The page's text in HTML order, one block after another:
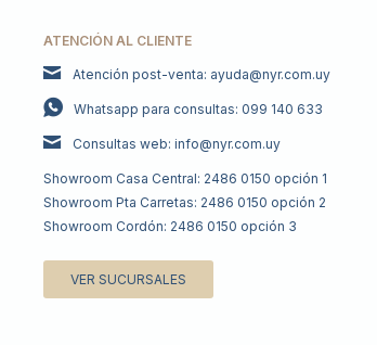
ATENCIÓN AL CLIENTE
Atención post-venta: ayuda@nyr.com.uy
Whatsapp para consultas: 099 140 633
Consultas web: info@nyr.com.uy
Showroom Casa Central: 2486 0150 opción 1
Showroom Pta Carretas: 2486 0150 opción 2
Showroom Cordón: 2486 0150 opción 3
VER SUCURSALES